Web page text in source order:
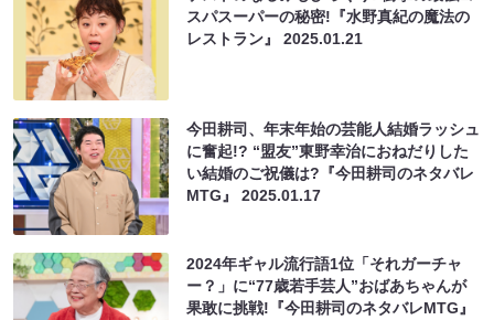
スパスーパーの秘密!『水野真紀の魔法の
レストラン』2025.01.21
今田耕司、年末年始の芸能人結婚ラッシュ
に奮起!? “盟友”東野幸治におねだりした
い結婚のご祝儀は?『今田耕司のネタバレ
MTG』2025.01.17
2024年ギャル流行語1位「それガーチャ
ー？」に“77歳若手芸人”おばあちゃんが
果敢に挑戦!『今田耕司のネタバレMTG』